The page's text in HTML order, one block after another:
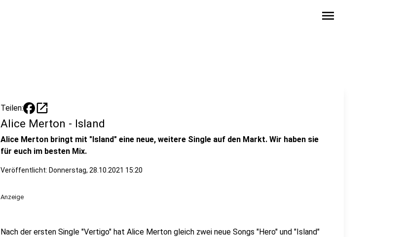
menu
Teilen: open_in_new
Alice Merton - Island
Alice Merton bringt mit "Island" eine neue, weitere Single auf den Markt. Wir haben sie
für euch im besten Mix.
Veröffentlicht: Donnerstag, 28.10.2021 15:20
Anzeige
Nach der ersten Single "Vertigo" hat Alice Merton gleich zwei neue Songs "Hero" und "Island"